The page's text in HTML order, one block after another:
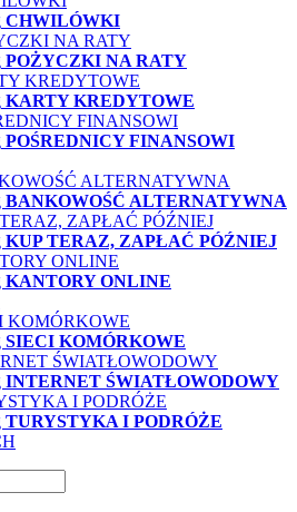
CHWILÓWKI
POŻYCZKI NA RATY
KARTY KREDYTOWE
POŚREDNICY FINANSOWI
BANKOWOŚĆ ALTERNATYWNA
KUP TERAZ, ZAPŁAĆ PÓŹNIEJ
KANTORY ONLINE
SIECI KOMÓRKOWE
INTERNET ŚWIATŁOWODOWY
TURYSTYKA I PODRÓŻE